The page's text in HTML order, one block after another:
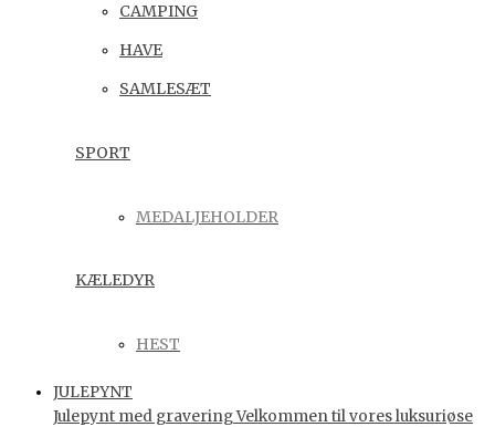
CAMPING
HAVE
SAMLESÆT
SPORT
MEDALJEHOLDER
KÆLEDYR
HEST
JULEPYNT
Julepynt med gravering Velkommen til vores luksuriøse